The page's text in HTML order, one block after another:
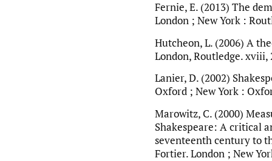
Fernie, E. (2013) The
London ; New York :
Hutcheon, L. (2006) A
London, Routledge. xviii,
Lanier, D. (2002)
Oxford ; New York :
Marowitz, C. (2000)
Shakespeare: A critical
seventeenth century to
Fortier. London ; New